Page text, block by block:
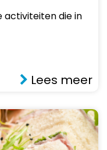
activiteiten die in
Lees meer